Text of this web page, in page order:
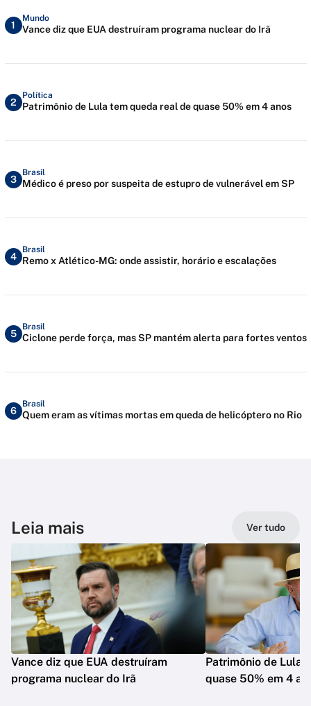
1
Mundo
Vance diz que EUA destruíram programa nuclear do Irã
2
Política
Patrimônio de Lula tem queda real de quase 50% em 4 anos
3
Brasil
Médico é preso por suspeita de estupro de vulnerável em SP
4
Brasil
Remo x Atlético-MG: onde assistir, horário e escalações
5
Brasil
Ciclone perde força, mas SP mantém alerta para fortes ventos
6
Brasil
Quem eram as vítimas mortas em queda de helicóptero no Rio
Leia mais Ver tudo
Vance diz que EUA destruíram
programa nuclear do Irã
Patrimônio de Lula
quase 50% em 4